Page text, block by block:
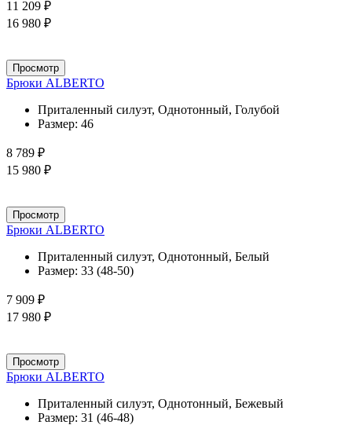
11 209 ₽
16 980 ₽
Просмотр
Брюки ALBERTO
Приталенный силуэт, Однотонный, Голубой
Размер: 46
8 789 ₽
15 980 ₽
Просмотр
Брюки ALBERTO
Приталенный силуэт, Однотонный, Белый
Размер: 33 (48-50)
7 909 ₽
17 980 ₽
Просмотр
Брюки ALBERTO
Приталенный силуэт, Однотонный, Бежевый
Размер: 31 (46-48)